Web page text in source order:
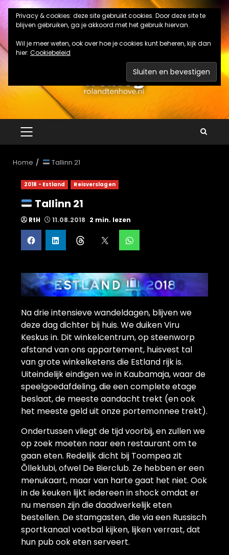
Ga
naar
de
inhoud
PRIMAIR
MENU
Home Tallinn 21
2018 - Estland Reisverslagen
Tallinn 21
RtH 11.08.2018 2 min. lezen
Na drie intensieve wandeldagen, blijven we
deze dag dichter bij huis. We duiken Viru
Keskus in. Dit winkelcentrum, op steenworp
afstand van ons appartement, huisvest tal
van grote winkelketens die Estland rijk is.
Uiteindelijk eindigen we in Kaubamaja, waar de
speelgoedafdeling, die een complete etage
beslaat, de meeste aandacht trekt (en ook
het meeste geld uit onze portemonnee trekt).
Ondertussen vliegt de tijd voorbij, en zullen we
op zoek moeten naar een restaurant om te
gaan eten. Redelijk dicht bij Toompea zit
Õlleklubi, ofwel De Bierclub. Ze hebben er een
menukaart, maar van harte gaat het niet. Ook
in de keuken lijkt iedereen in shock omdat er
nu mensen zijn die daadwerkelijk eten
bestellen. De stamgasten, die via een Russisch
sportkanaal voetbal kijken, lijken verrast, dat
hun pub ook eten serveert.
Privacy & cookies: deze site gebruikt cookies. Door deze site te
blijven gebruiken, ga je akkoord met het gebruik hiervan.
Wil je meer weten, ook over hoe je cookies kunt beheren, kijk dan
hier: Cookiebeleid